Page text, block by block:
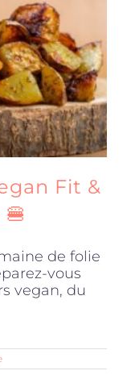
Fit &
de folie
vous
vegan, du